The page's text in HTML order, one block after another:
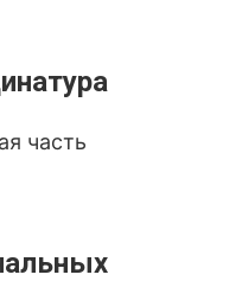
часть